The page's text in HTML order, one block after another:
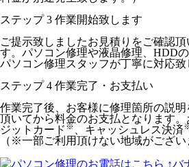
ステップ 3 作業開始致します
ご提示致しましたお見積りをご確認
す。パソコン修理や液晶修理、HDD
パソコン修理スタッフが丁寧に対応致
ステップ 4 作業完了・お支払い
作業完了後、お客様に修理箇所の説
頂いてから料金のお支払となります
ジットカード ※ 、キャッシュレス決済
（※一部ご利用頂けない地域がござい
↑バ